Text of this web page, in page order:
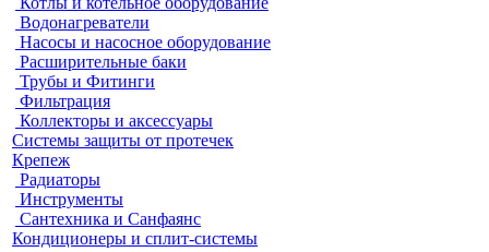
Водонагреватели
Насосы и насосное оборудование
Расширительные баки
Трубы и Фитинги
Фильтрация
Коллекторы и аксессуары
Системы защиты от протечек
Крепеж
Радиаторы
Инструменты
Сантехника и Санфаянс
Кондиционеры и сплит-системы